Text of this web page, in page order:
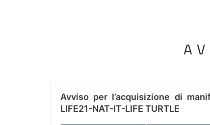
Avviso per l’acquisizione di
LIFE21-NAT-IT-LIFE TURTLE